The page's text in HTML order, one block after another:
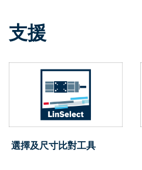
支援
選擇及尺寸比對工具